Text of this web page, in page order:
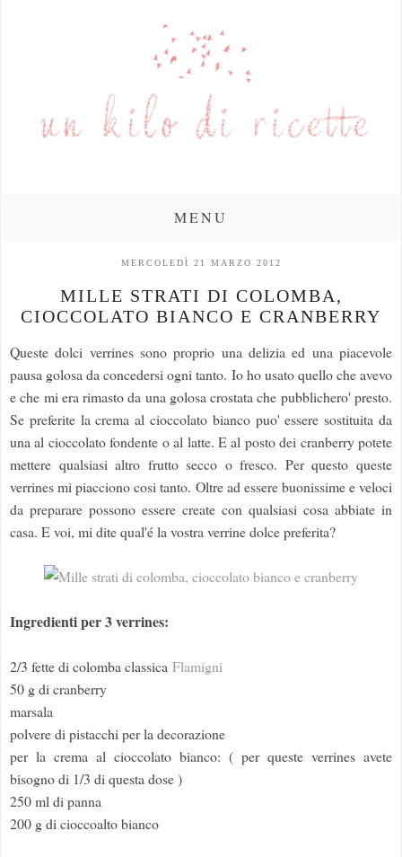
MENU
MERCOLEDÌ 21 MARZO 2012
MILLE STRATI DI COLOMBA,
CIOCCOLATO BIANCO E CRANBERRY
Queste dolci verrines sono proprio una delizia ed una piacevole
pausa golosa da concedersi ogni tanto. Io ho usato quello che avevo
e che mi era rimasto da una golosa crostata che pubblichero' presto.
Se preferite la crema al cioccolato bianco puo' essere sostituita da
una al cioccolato fondente o al latte. E al posto dei cranberry potete
mettere qualsiasi altro frutto secco o fresco. Per questo queste
verrines mi piacciono cosi tanto. Oltre ad essere buonissime e veloci
da preparare possono essere create con qualsiasi cosa abbiate in
casa. E voi, mi dite qual'é la vostra verrine dolce preferita?
Ingredienti per 3 verrines:
2/3 fette di colomba classica Flamigni
50 g di cranberry
marsala
polvere di pistacchi per la decorazione
per la crema al cioccolato bianco: ( per queste verrines avete
bisogno di 1/3 di questa dose )
250 ml di panna
200 g di cioccoalto bianco